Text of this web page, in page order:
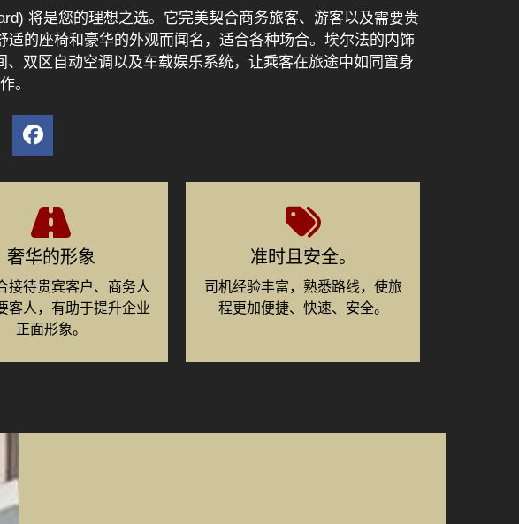
将是您的理想之选。它完美契合商务旅客、游客以及需要贵
的座椅和豪华的外观而闻名，适合各种场合。埃尔法的内饰
双区自动空调以及车载娱乐系统，让乘客在旅途中如同置身
。
奢华的形象
接待贵宾客户、商务人
客人，有助于提升企业
正面形象。
准时且安全。
司机经验丰富，熟悉路线，使旅
程更加便捷、快速、安全。